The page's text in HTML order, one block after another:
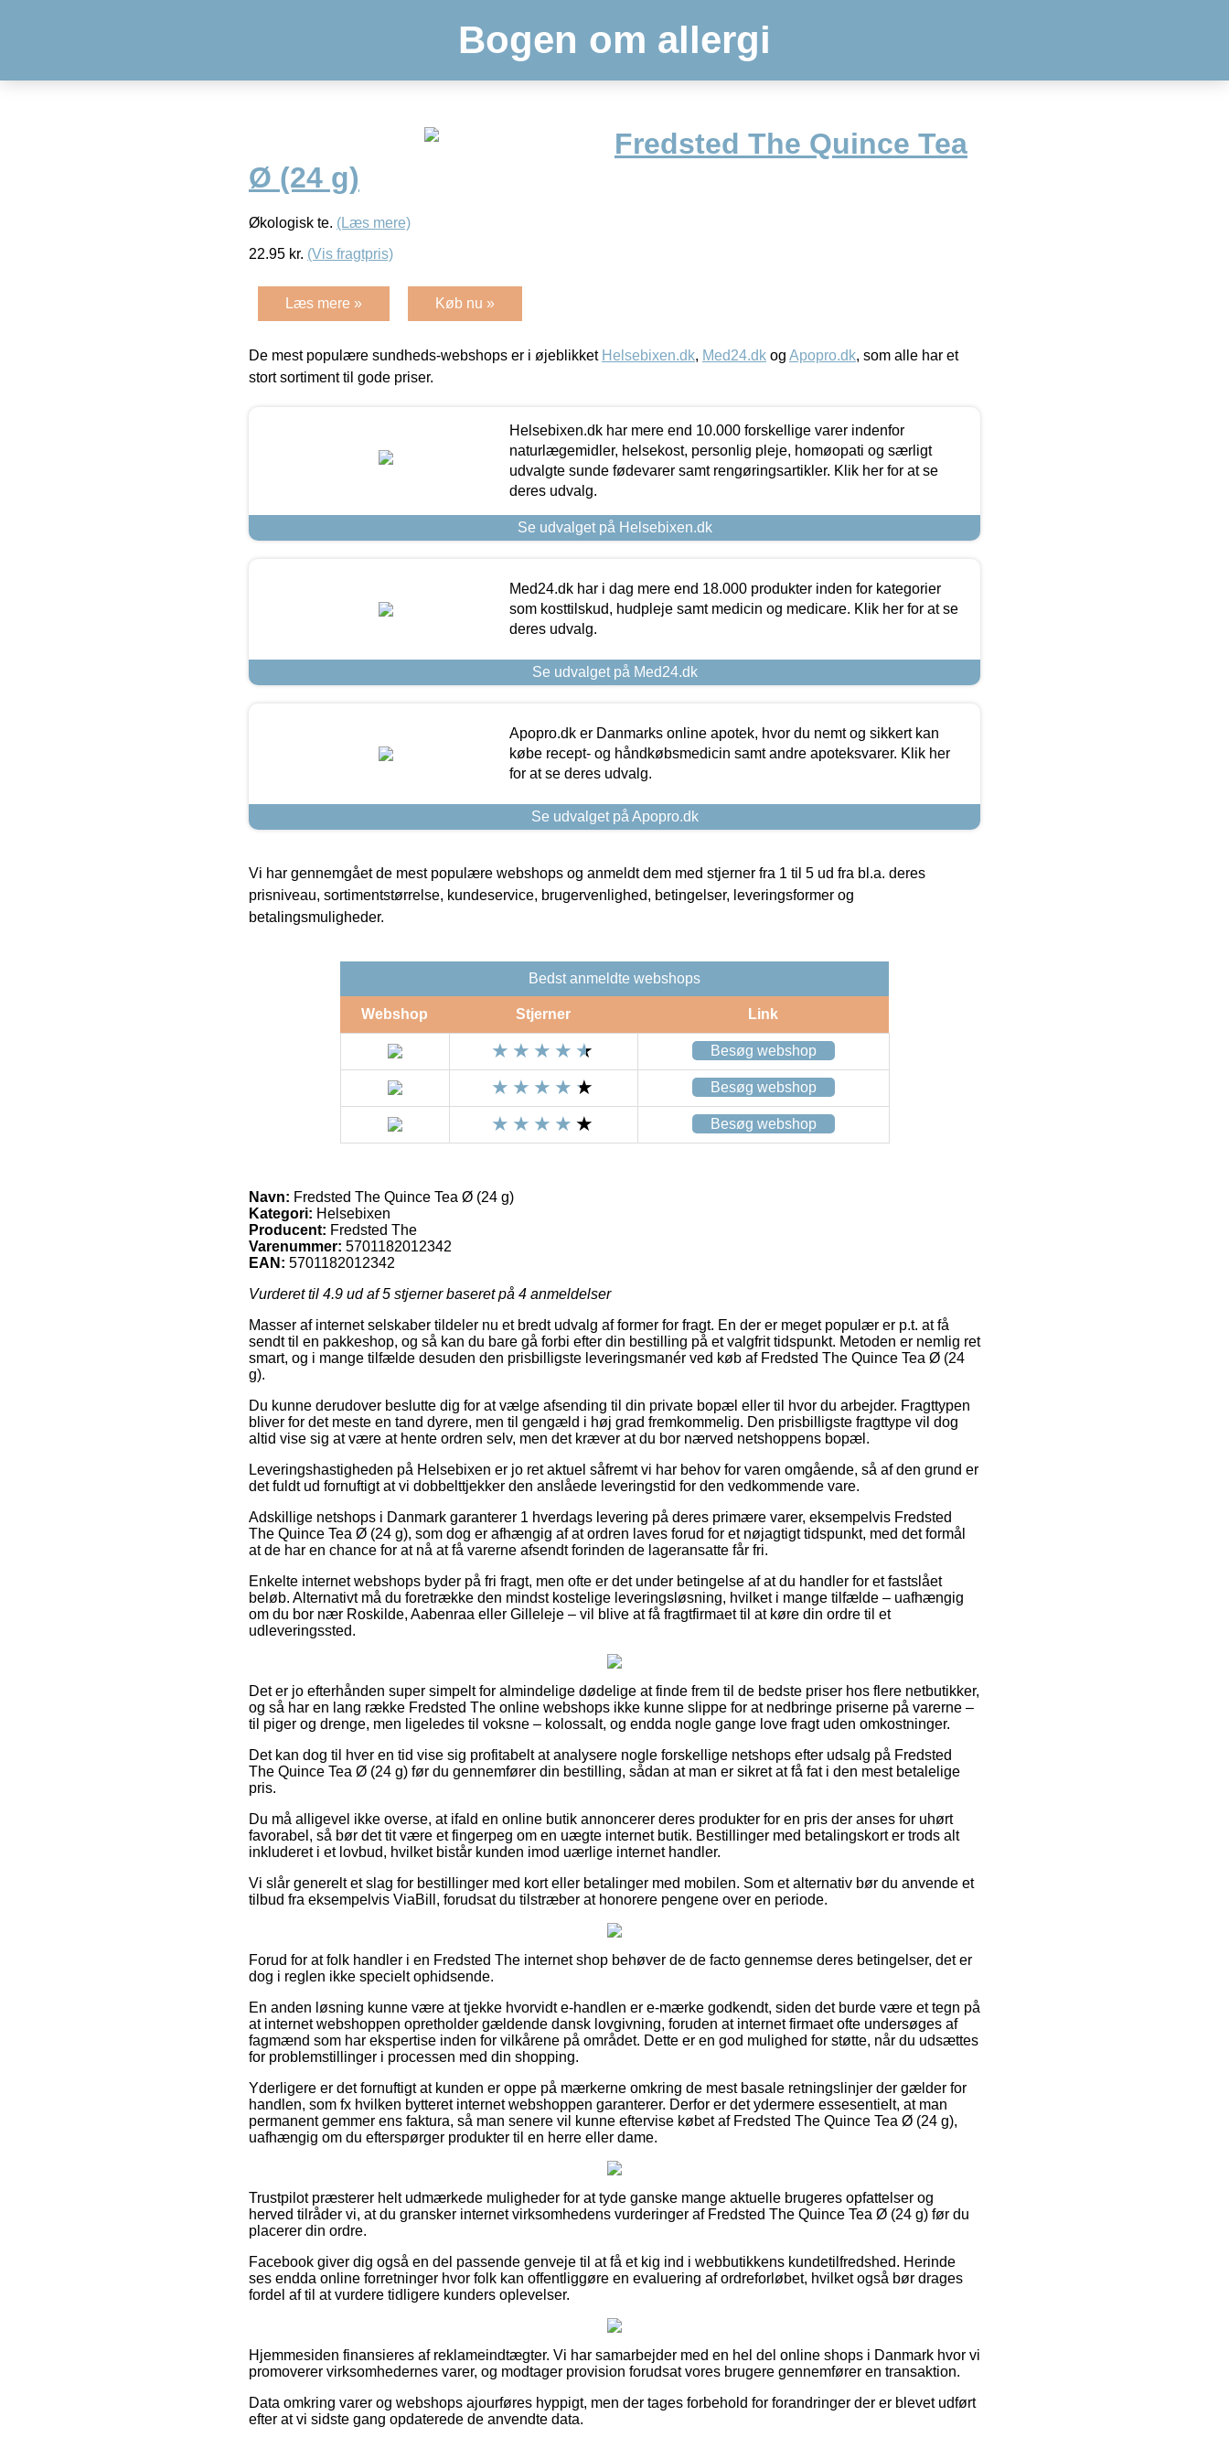
Bogen om allergi
Fredsted The Quince Tea
Ø (24 g)
Økologisk te. (Læs mere)
22.95 kr. (Vis fragtpris)
Læs mere » Køb nu »
De mest populære sundheds-webshops er i øjeblikket Helsebixen.dk, Med24.dk og Apopro.dk, som alle har et
stort sortiment til gode priser.
Helsebixen.dk har mere end 10.000 forskellige varer indenfor
naturlægemidler, helsekost, personlig pleje, homøopati og særligt
udvalgte sunde fødevarer samt rengøringsartikler. Klik her for at se
deres udvalg.
Se udvalget på Helsebixen.dk
Med24.dk har i dag mere end 18.000 produkter inden for kategorier
som kosttilskud, hudpleje samt medicin og medicare. Klik her for at se
deres udvalg.
Se udvalget på Med24.dk
Apopro.dk er Danmarks online apotek, hvor du nemt og sikkert kan
købe recept- og håndkøbsmedicin samt andre apoteksvarer. Klik her
for at se deres udvalg.
Se udvalget på Apopro.dk
Vi har gennemgået de mest populære webshops og anmeldt dem med stjerner fra 1 til 5 ud fra bl.a. deres
prisniveau, sortimentstørrelse, kundeservice, brugervenlighed, betingelser, leveringsformer og
betalingsmuligheder.
Bedst anmeldte webshops
Webshop Stjerner Link
Besøg webshop
Besøg webshop
Besøg webshop
Navn: Fredsted The Quince Tea Ø (24 g)
Kategori: Helsebixen
Producent: Fredsted The
Varenummer: 5701182012342
EAN: 5701182012342
Vurderet til 4.9 ud af 5 stjerner baseret på 4 anmeldelser
Masser af internet selskaber tildeler nu et bredt udvalg af former for fragt. En der er meget populær er p.t. at få
sendt til en pakkeshop, og så kan du bare gå forbi efter din bestilling på et valgfrit tidspunkt. Metoden er nemlig ret
smart, og i mange tilfælde desuden den prisbilligste leveringsmanér ved køb af Fredsted The Quince Tea Ø (24
g).
Du kunne derudover beslutte dig for at vælge afsending til din private bopæl eller til hvor du arbejder. Fragttypen
bliver for det meste en tand dyrere, men til gengæld i høj grad fremkommelig. Den prisbilligste fragttype vil dog
altid vise sig at være at hente ordren selv, men det kræver at du bor nærved netshoppens bopæl.
Leveringshastigheden på Helsebixen er jo ret aktuel såfremt vi har behov for varen omgående, så af den grund er
det fuldt ud fornuftigt at vi dobbelttjekker den anslåede leveringstid for den vedkommende vare.
Adskillige netshops i Danmark garanterer 1 hverdags levering på deres primære varer, eksempelvis Fredsted
The Quince Tea Ø (24 g), som dog er afhængig af at ordren laves forud for et nøjagtigt tidspunkt, med det formål
at de har en chance for at nå at få varerne afsendt forinden de lageransatte får fri.
Enkelte internet webshops byder på fri fragt, men ofte er det under betingelse af at du handler for et fastslået
beløb. Alternativt må du foretrække den mindst kostelige leveringsløsning, hvilket i mange tilfælde – uafhængig
om du bor nær Roskilde, Aabenraa eller Gilleleje – vil blive at få fragtfirmaet til at køre din ordre til et
udleveringssted.
Det er jo efterhånden super simpelt for almindelige dødelige at finde frem til de bedste priser hos flere netbutikker,
og så har en lang række Fredsted The online webshops ikke kunne slippe for at nedbringe priserne på varerne –
til piger og drenge, men ligeledes til voksne – kolossalt, og endda nogle gange love fragt uden omkostninger.
Det kan dog til hver en tid vise sig profitabelt at analysere nogle forskellige netshops efter udsalg på Fredsted
The Quince Tea Ø (24 g) før du gennemfører din bestilling, sådan at man er sikret at få fat i den mest betalelige
pris.
Du må alligevel ikke overse, at ifald en online butik annoncerer deres produkter for en pris der anses for uhørt
favorabel, så bør det tit være et fingerpeg om en uægte internet butik. Bestillinger med betalingskort er trods alt
inkluderet i et lovbud, hvilket bistår kunden imod uærlige internet handler.
Vi slår generelt et slag for bestillinger med kort eller betalinger med mobilen. Som et alternativ bør du anvende et
tilbud fra eksempelvis ViaBill, forudsat du tilstræber at honorere pengene over en periode.
Forud for at folk handler i en Fredsted The internet shop behøver de de facto gennemse deres betingelser, det er
dog i reglen ikke specielt ophidsende.
En anden løsning kunne være at tjekke hvorvidt e-handlen er e-mærke godkendt, siden det burde være et tegn på
at internet webshoppen opretholder gældende dansk lovgivning, foruden at internet firmaet ofte undersøges af
fagmænd som har ekspertise inden for vilkårene på området. Dette er en god mulighed for støtte, når du udsættes
for problemstillinger i processen med din shopping.
Yderligere er det fornuftigt at kunden er oppe på mærkerne omkring de mest basale retningslinjer der gælder for
handlen, som fx hvilken bytteret internet webshoppen garanterer. Derfor er det ydermere essesentielt, at man
permanent gemmer ens faktura, så man senere vil kunne eftervise købet af Fredsted The Quince Tea Ø (24 g),
uafhængig om du efterspørger produkter til en herre eller dame.
Trustpilot præsterer helt udmærkede muligheder for at tyde ganske mange aktuelle brugeres opfattelser og
herved tilråder vi, at du gransker internet virksomhedens vurderinger af Fredsted The Quince Tea Ø (24 g) før du
placerer din ordre.
Facebook giver dig også en del passende genveje til at få et kig ind i webbutikkens kundetilfredshed. Herinde
ses endda online forretninger hvor folk kan offentliggøre en evaluering af ordreforløbet, hvilket også bør drages
fordel af til at vurdere tidligere kunders oplevelser.
Hjemmesiden finansieres af reklameindtægter. Vi har samarbejder med en hel del online shops i Danmark hvor vi
promoverer virksomhedernes varer, og modtager provision forudsat vores brugere gennemfører en transaktion.
Data omkring varer og webshops ajourføres hyppigt, men der tages forbehold for forandringer der er blevet udført
efter at vi sidste gang opdaterede de anvendte data.